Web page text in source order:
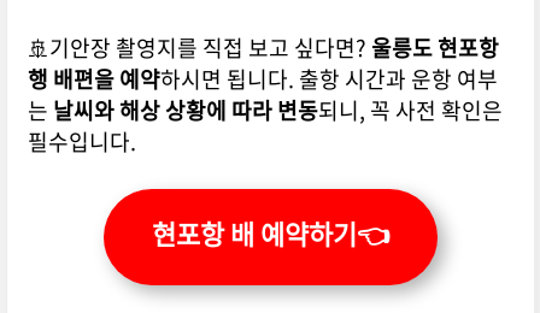
🚢기안장 촬영지를 직접 보고 싶다면? 울릉도 현포항
행 배편을 예약하시면 됩니다. 출항 시간과 운항 여부
는 날씨와 해상 상황에 따라 변동되니, 꼭 사전 확인은
필수입니다.
현포항 배 예약하기👈